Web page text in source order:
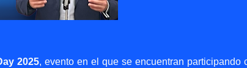
2025, evento en el que se encuentran participando